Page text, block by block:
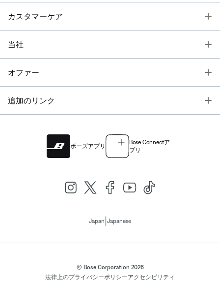
カスタマーケア
当社
オファー
追加のリンク
ボーズアプリ
Bose Connectア
プリ
Japan Japanese
© Bose Corporation 2026
法律上のプライバシーポリシーアクセシビリティ